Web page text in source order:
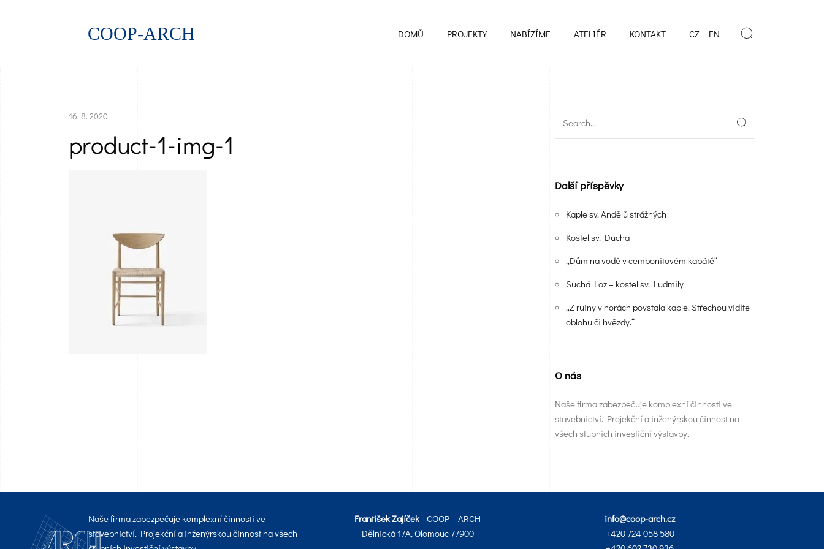
COOP-ARCH DOMŮ PROJEKTY NABÍZÍME ATELIÉR KONTAKT CZ | EN
16. 8. 2020
product-1-img-1
Další příspěvky
Kaple sv. Andělů strážných
Kostel sv. Ducha
„Dům na vodě v cembonitovém kabátě“
Suchá Loz – kostel sv. Ludmily
„Z ruiny v horách povstala kaple. Střechou vidíte
oblohu či hvězdy.“
O nás
Naše firma zabezpečuje komplexní činnosti ve
stavebnictví. Projekční a inženýrskou činnost na
všech stupních investiční výstavby.
Naše firma zabezpečuje komplexní činnosti ve
stavebnictví. Projekční a inženýrskou činnost na všech
František Zajíček | COOP – ARCH
Dělnická 17A, Olomouc 77900
info@coop-arch.cz
+420 724 058 580